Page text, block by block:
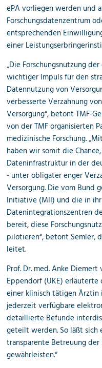
ePA vorliegen werden und
Forschungsdatenzentrum
entsprechenden
einer
„Die Forschungsnutzung
wichtiger Impuls für den
Datennutzung von
verbesserte Verzahnung
Versorgung“, betont TMF-
von der TMF organisierten
medizinische Forschung.
haben wir somit die
Dateninfrastruktur in der
- unter obligater enger
Versorgung. Die vom
Initiative (MII) und die in ihr
Datenintegrationszentren
bereit, diese
pilotieren“, betont Semler,
leitet.
Prof. Dr. med. Anke
Eppendorf (UKE)
einer klinisch tätigen Ärztin
jederzeit verfügbare
detaillierte Befunde
geteilt werden. So läßt
transparente Betreuung
gewährleisten.“